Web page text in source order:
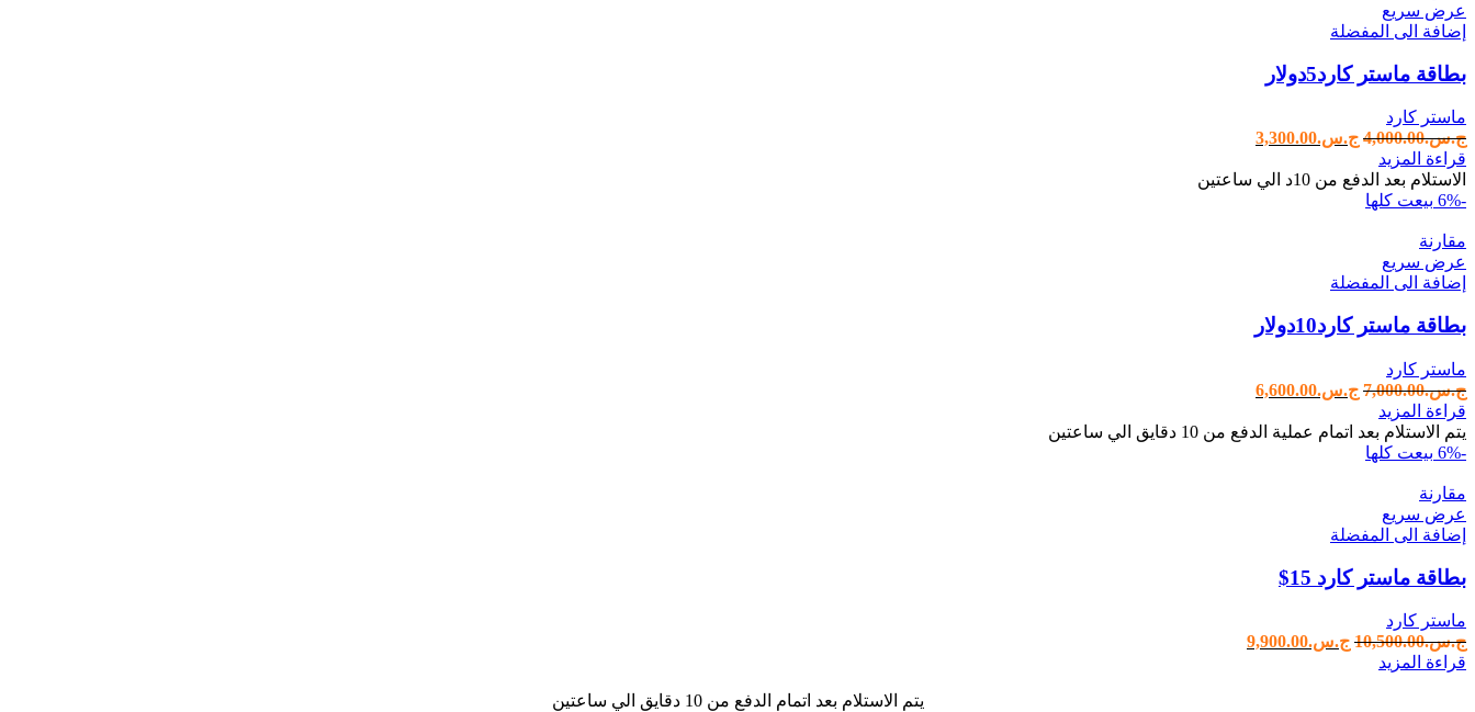
عرض سريع
إضافة الى المفضلة
بطاقة ماستر كارد5دولار
ماستر كارد
ج.س.4,000.00 ج.س.3,300.00
قراءة المزيد
الاستلام بعد الدفع من 10د الي ساعتين
-6%
بيعت كلها
مقارنة
عرض سريع
إضافة الى المفضلة
بطاقة ماستر كارد10دولار
ماستر كارد
ج.س.7,000.00 ج.س.6,600.00
قراءة المزيد
يتم الاستلام بعد اتمام عملية الدفع من 10 دقايق الي ساعتين
-6%
بيعت كلها
مقارنة
عرض سريع
إضافة الى المفضلة
بطاقة ماستر كارد 15$
ماستر كارد
ج.س.10,500.00 ج.س.9,900.00
قراءة المزيد
يتم الاستلام بعد اتمام الدفع من 10 دقايق الي ساعتين